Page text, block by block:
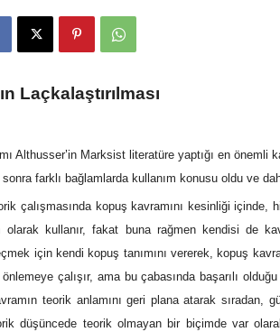
Laçkalaştırılması
Althusser’in Marksist literatüre yaptığı en önemli
sonra farklı bağlamlarda kullanım konusu oldu ve
çalışmasında kopuş kavramını kesinliği içinde,
kullanır, fakat buna rağmen kendisi de
için kendi kopuş tanımını vererek, kopuş
çalışır, ama bu çabasında başarılı
teorik anlamını geri plana atarak sıradan,
düşüncede teorik olmayan bir biçimde var